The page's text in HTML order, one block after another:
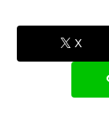
X